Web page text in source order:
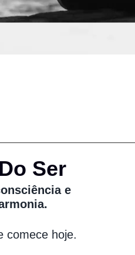
Ser
e
comece hoje.